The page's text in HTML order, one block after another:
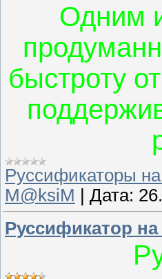
Одним
быстроту
Руссификаторы на
M@ksiM
Дата:
Руссификатор